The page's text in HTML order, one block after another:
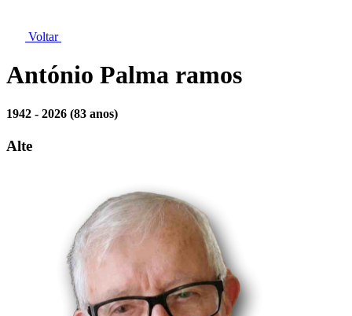
Voltar
António Palma ramos
1942 - 2026 (83 anos)
Alte